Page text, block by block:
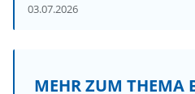
03.07.2026
MEHR ZUM THEMA